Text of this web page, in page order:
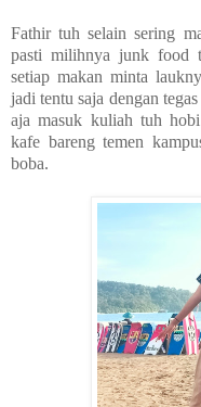
Fathir tuh selain sering
pasti milihnya junk food
setiap makan minta
jadi tentu saja dengan
aja masuk kuliah tuh
kafe bareng temen
boba.